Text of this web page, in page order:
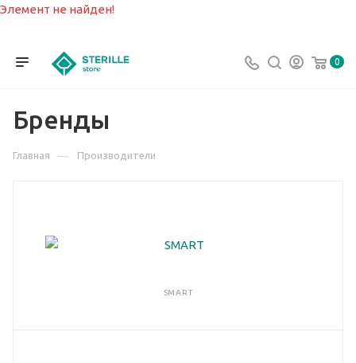
Элемент не найден!
0
Бренды
Главная — Производители
SMART